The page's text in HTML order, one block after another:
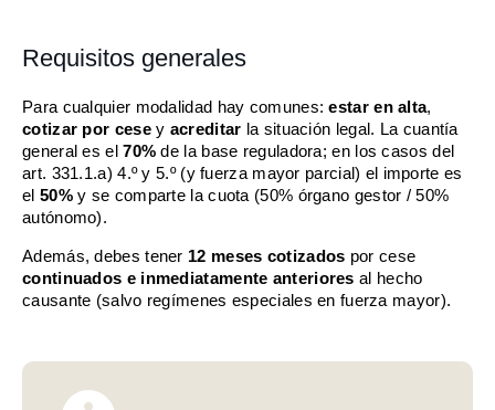
Requisitos generales
Para cualquier modalidad hay comunes:estar en alta,
cotizar por cesey acreditar la situación legal. La cuantía
general es el70% de la base reguladora; en los casos del
art. 331.1.a) 4.º y 5.º (y fuerza mayor parcial) el importe es
el 50%y se comparte la cuota (50% órgano gestor / 50%
autónomo).
Además, debes tener 12 meses cotizados por cese
continuados e inmediatamente anteriores al hecho
causante (salvo regímenes especiales en fuerza mayor).